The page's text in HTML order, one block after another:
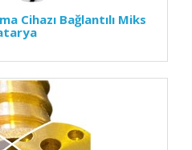
Cihazı Bağlantılı Miks